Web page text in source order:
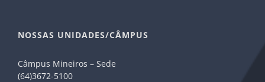
NOSSAS UNIDADES/CÂMPUS
Câmpus Mineiros – Sede
(64)3672-5100